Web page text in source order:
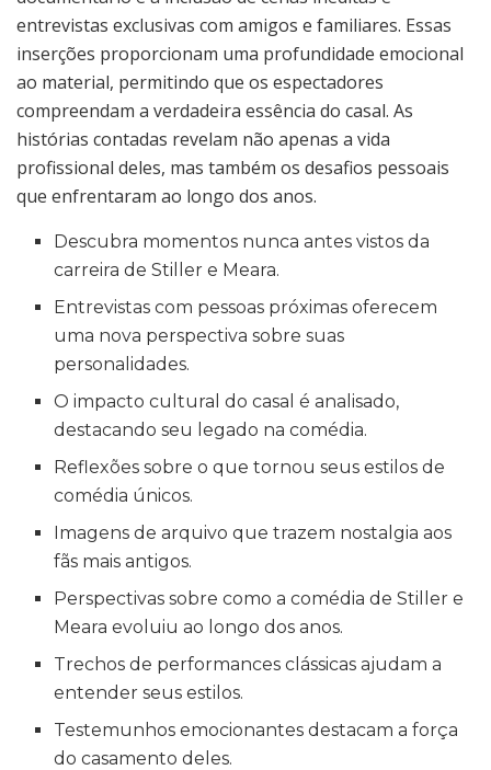
entrevistas exclusivas com amigos e familiares. Essas
inserções proporcionam uma profundidade emocional
ao material, permitindo que os espectadores
compreendam a verdadeira essência do casal. As
histórias contadas revelam não apenas a vida
profissional deles, mas também os desafios pessoais
que enfrentaram ao longo dos anos.
Descubra momentos nunca antes vistos da
carreira de Stiller e Meara.
Entrevistas com pessoas próximas oferecem
uma nova perspectiva sobre suas
personalidades.
O impacto cultural do casal é analisado,
destacando seu legado na comédia.
Reflexões sobre o que tornou seus estilos de
comédia únicos.
Imagens de arquivo que trazem nostalgia aos
fãs mais antigos.
Perspectivas sobre como a comédia de Stiller e
Meara evoluiu ao longo dos anos.
Trechos de performances clássicas ajudam a
entender seus estilos.
Testemunhos emocionantes destacam a força
do casamento deles.